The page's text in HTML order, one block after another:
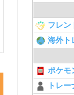
フレン
海外ト
ポケモ
トレ